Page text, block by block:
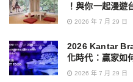
！與你一起漫遊
2026 年 7 月 29 日
2026 Kantar
化時代：贏家如
2026 年 7 月 29 日